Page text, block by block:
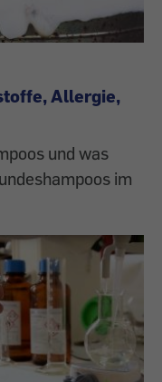
Allergie,
und was
im